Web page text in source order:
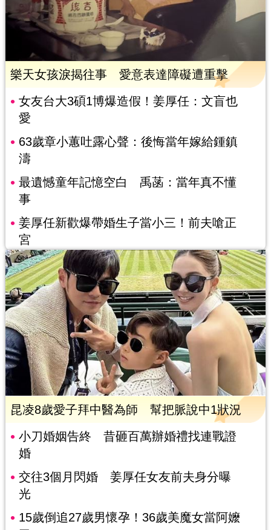
樂天女孩淚揭往事 愛意表達障礙遭重擊
女友台大3碩1博爆造假！姜厚任：文盲也
愛
63歲章小蕙吐露心聲：後悔當年嫁給鍾鎮
濤
最遺憾童年記憶空白 禹菡：當年真不懂
事
姜厚任新歡爆帶婚生子當小三！前夫嗆正
宮
昆凌8歲愛子拜中醫為師 幫把脈說中1狀況
小刀婚姻告終 昔砸百萬辦婚禮找連戰證
婚
交往3個月閃婚 姜厚任女友前夫身分曝
光
15歲倒追27歲男懷孕！36歲美魔女當阿嬤